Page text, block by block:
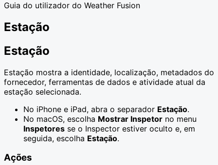
Guia do utilizador do Weather Fusion
Estação
Estação
Estação mostra a identidade, localização, metadados do
fornecedor, ferramentas de dados e atividade atual da
estação selecionada.
No iPhone e iPad, abra o separador Estação.
No macOS, escolha Mostrar Inspetor no menu
Inspetores se o Inspector estiver oculto e, em
seguida, escolha Estação.
Ações